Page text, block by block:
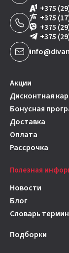
+375
+375
+375
+375
Акции
Дисконтная
Бонусная
Доставка
Оплата
Рассрочка
Полезная
Новости
Блог
Словарь
Подборки